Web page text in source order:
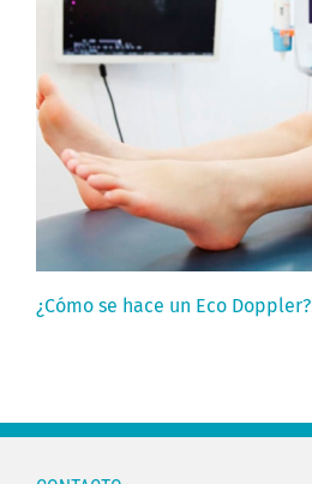
¿Cómo se hace un Eco Doppler?